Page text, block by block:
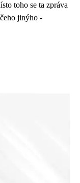
toho se ta zpráva
jinýho -